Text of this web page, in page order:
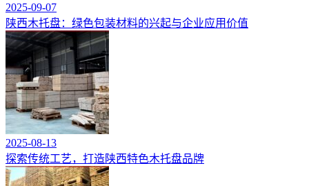
2025-09-07
陕西木托盘：绿色包装材料的兴起与企业应用价值
2025-08-13
探索传统工艺，打造陕西特色木托盘品牌